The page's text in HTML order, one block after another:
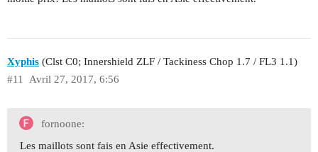
Xyphis (Clst C0; Innershield ZLF / Tackiness Chop 1.7 / FL3 1.1)
Avril 27, 2017, 6:56
#11
fornoone:
Les maillots sont fais en Asie effectivement.